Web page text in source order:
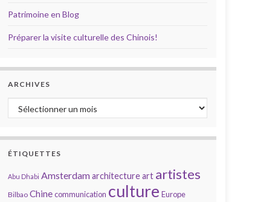
Patrimoine en Blog
Préparer la visite culturelle des Chinois!
ARCHIVES
Archives
ÉTIQUETTES
Abu Dhabi Amsterdamarchitectureart artistes
Bilbao Chinecommunication culture Europe